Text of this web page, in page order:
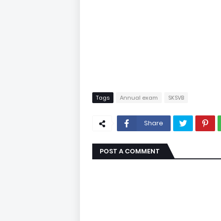
Tags Annual exam SKSVB
Share
POST A COMMENT